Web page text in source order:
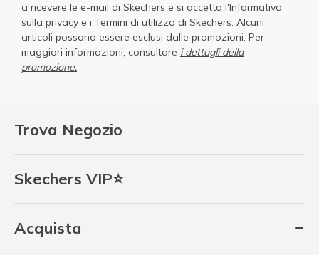
Trova Negozio
Skechers VIP⭐
Acquista
a ricevere le e-mail di Skechers e si accetta l'Informativa
sulla privacy e i Termini di utilizzo di Skechers. Alcuni
articoli possono essere esclusi dalle promozioni. Per
maggiori informazioni, consultare i dettagli della
promozione.